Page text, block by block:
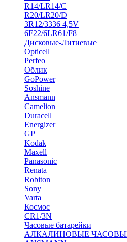
R14/LR14/C
R20/LR20/D
3R12/3336 4,5V
6F22/6LR61/F8
Дисковые-Литиевые
Opticell
Perfeo
Облик
GoPower
Soshine
Ansmann
Camelion
Duracell
Energizer
GP
Kodak
Maxell
Panasonic
Renata
Robiton
Sony
Varta
Космос
CR1/3N
Часовые батарейки
АЛКАЛИНОВЫЕ